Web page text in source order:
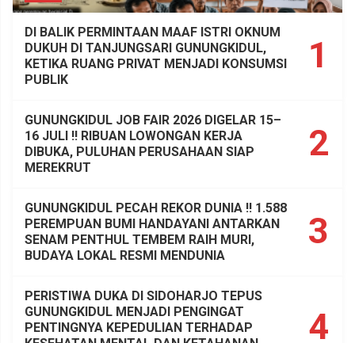
1
DI BALIK PERMINTAAN MAAF ISTRI OKNUM
DUKUH DI TANJUNGSARI GUNUNGKIDUL,
KETIKA RUANG PRIVAT MENJADI KONSUMSI
PUBLIK
2
GUNUNGKIDUL JOB FAIR 2026 DIGELAR 15–
16 JULI !! RIBUAN LOWONGAN KERJA
DIBUKA, PULUHAN PERUSAHAAN SIAP
MEREKRUT
3
GUNUNGKIDUL PECAH REKOR DUNIA !! 1.588
PEREMPUAN BUMI HANDAYANI ANTARKAN
SENAM PENTHUL TEMBEM RAIH MURI,
BUDAYA LOKAL RESMI MENDUNIA
4
PERISTIWA DUKA DI SIDOHARJO TEPUS
GUNUNGKIDUL MENJADI PENGINGAT
PENTINGNYA KEPEDULIAN TERHADAP